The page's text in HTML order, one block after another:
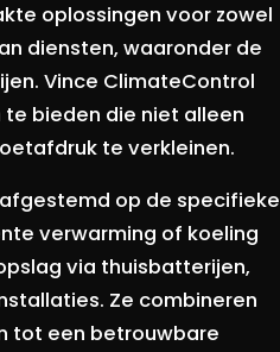
oplossingen voor zowel
diensten, waaronder de
Vince ClimateControl
bieden die niet alleen
te verkleinen.
op de specifieke
verwarming of koeling
via thuisbatterijen,
Ze combineren
tot een betrouwbare